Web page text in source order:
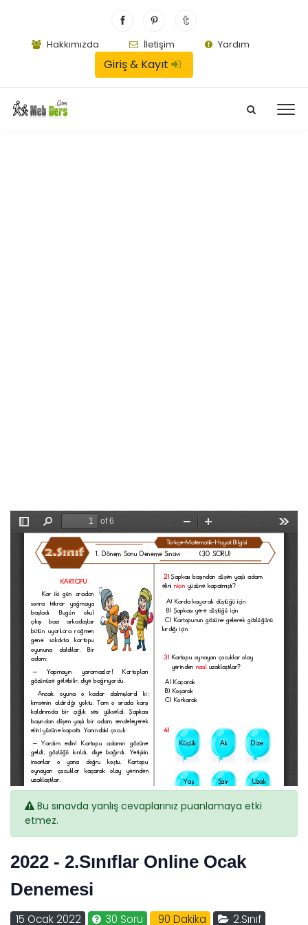
Hakkımızda İletişim Yardım
Giriş & Kayıt
Bu sınavda yanlış cevaplarınız puanlamaya etki
etmez.
2022 - 2.Sınıflar Online Ocak
Denemesi
15 Ocak 2022 30 Soru 90 Dakika 2.Sınıf